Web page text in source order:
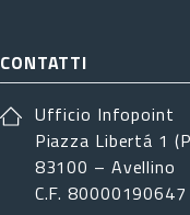
CONTATTI
Ufficio Infopoint
Piazza Libertá 1
83100 – Avellino
C.F. 80000190647